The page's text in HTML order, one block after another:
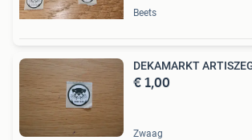
Beets
DEKAMARKT
€ 1,00
Zwaag